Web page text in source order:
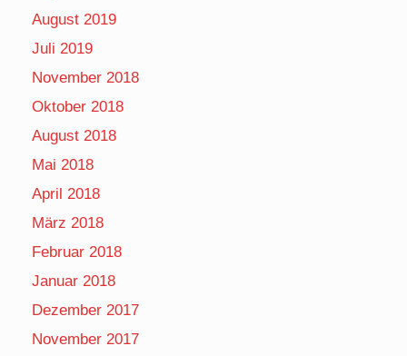
August 2019
Juli 2019
November 2018
Oktober 2018
August 2018
Mai 2018
April 2018
März 2018
Februar 2018
Januar 2018
Dezember 2017
November 2017